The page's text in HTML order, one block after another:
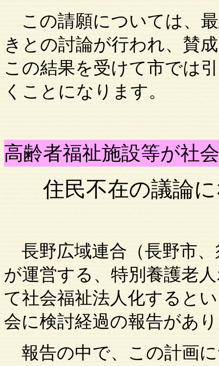
この請願については、
きとの討論が行われ、賛
この結果を受けて市では
くことになります。
高齢者福祉施設等が社
住民不在の議論
長野広域連合（長野市、
が運営する、特別養護老
て社会福祉法人化すると
会に検討経過の報告があ
報告の中で、この計画